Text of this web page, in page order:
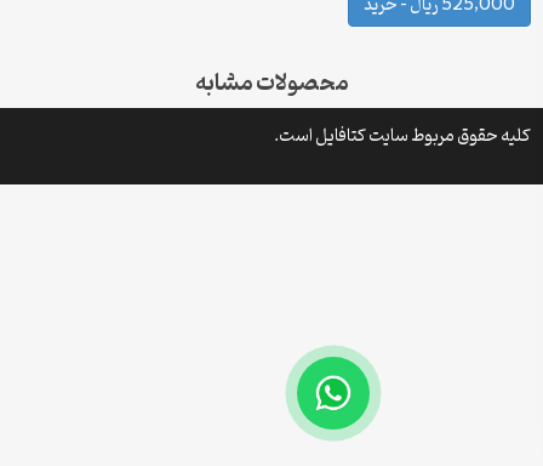
525,000 ریال – خرید
محصولات مشابه
کلیه حقوق مربوط سایت کتافایل است.